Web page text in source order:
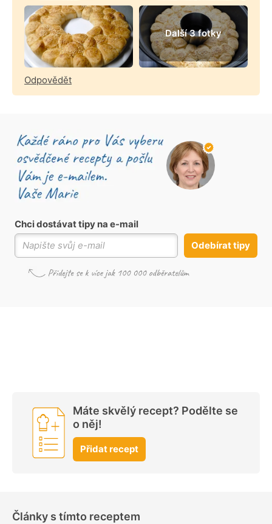
Další 3 fotky
Odpovědět
Chci dostávat tipy na e-mail
Odebírat tipy
Máte skvělý recept? Podělte se
o něj!
Přidat recept
Články s tímto receptem